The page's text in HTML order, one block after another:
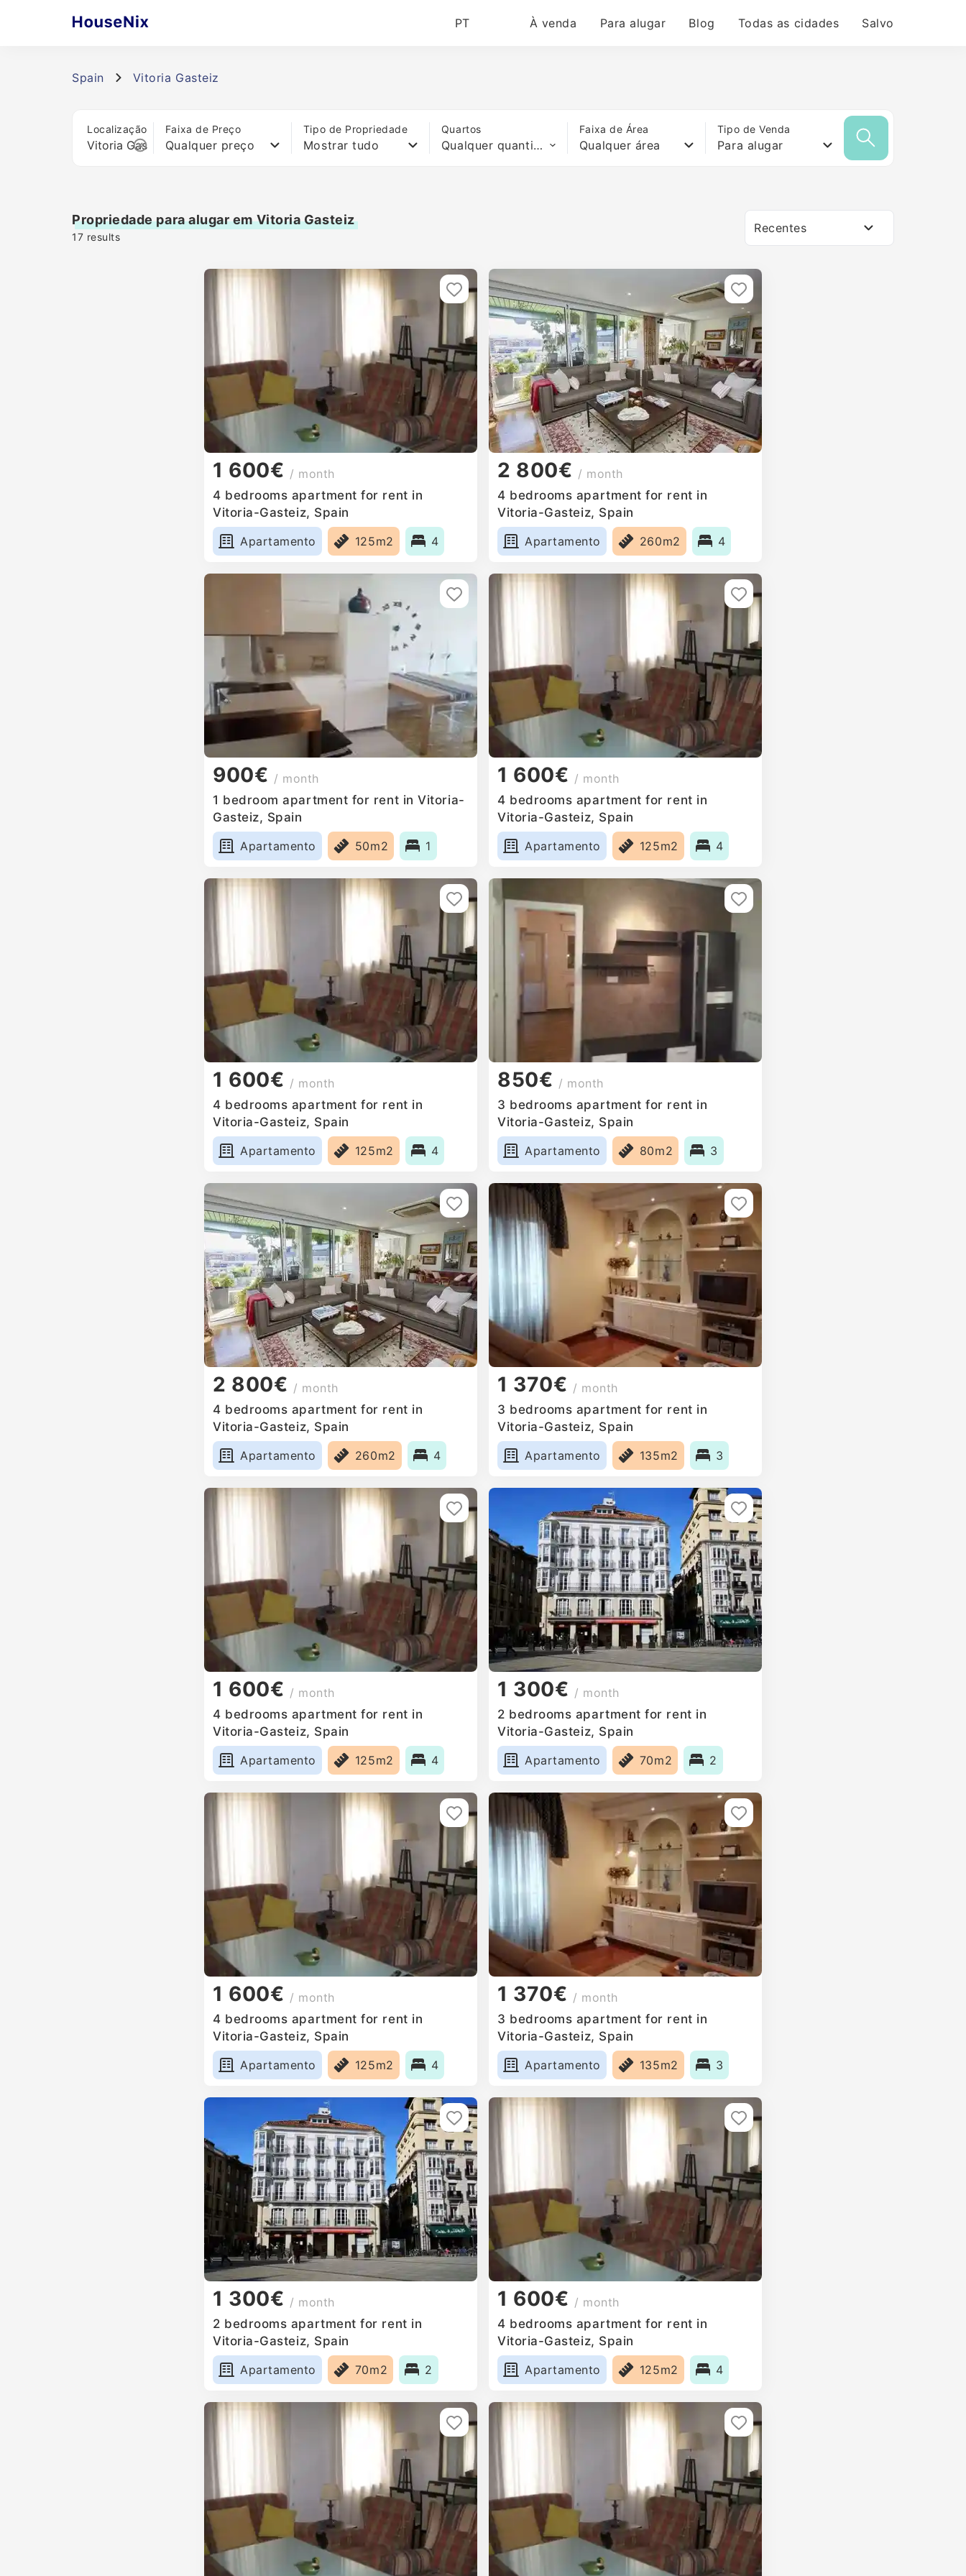
PT À venda Para alugar Blog Todas as cidades Salvo
Spain Vitoria Gasteiz
Localização Faixa de Preço
Qualquer preço
Tipo de Propriedade
Mostrar tudo
Quartos
Qualquer quantidade de quartos
Faixa de Área
Qualquer área
Tipo de Venda
Para alugar
Propriedade para alugar em Vitoria Gasteiz
17 results
Recentes
1 600€ / month
4 bedrooms apartment for rent in
Vitoria-Gasteiz, Spain
Apartamento
125m2 4
2 800€ / month
4 bedrooms apartment for rent in
Vitoria-Gasteiz, Spain
Apartamento
260m2 4
900€ / month
1 bedroom apartment for rent in Vitoria-
Gasteiz, Spain
Apartamento
50m2 1
1 600€ / month
4 bedrooms apartment for rent in
Vitoria-Gasteiz, Spain
Apartamento
125m2 4
1 600€ / month
4 bedrooms apartment for rent in
Vitoria-Gasteiz, Spain
Apartamento
125m2 4
850€ / month
3 bedrooms apartment for rent in
Vitoria-Gasteiz, Spain
Apartamento
80m2 3
2 800€ / month
4 bedrooms apartment for rent in
Vitoria-Gasteiz, Spain
Apartamento
260m2 4
1 370€ / month
3 bedrooms apartment for rent in
Vitoria-Gasteiz, Spain
Apartamento
135m2 3
1 600€ / month
4 bedrooms apartment for rent in
Vitoria-Gasteiz, Spain
Apartamento
125m2 4
1 300€ / month
2 bedrooms apartment for rent in
Vitoria-Gasteiz, Spain
Apartamento
70m2 2
1 600€ / month
4 bedrooms apartment for rent in
Vitoria-Gasteiz, Spain
Apartamento
125m2 4
1 370€ / month
3 bedrooms apartment for rent in
Vitoria-Gasteiz, Spain
Apartamento
135m2 3
1 300€ / month
2 bedrooms apartment for rent in
Vitoria-Gasteiz, Spain
Apartamento
70m2 2
1 600€ / month
4 bedrooms apartment for rent in
Vitoria-Gasteiz, Spain
Apartamento
125m2 4